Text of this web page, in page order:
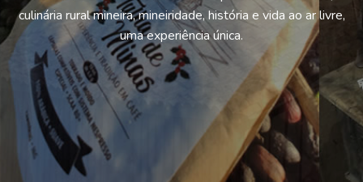
culinária rural mineira, mineiridade, história e vida ao ar livre,
uma experiência única.